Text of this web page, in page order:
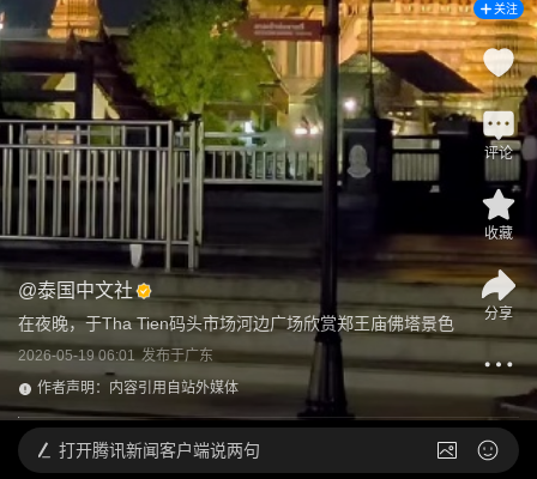
@泰国中文社
在夜晚，于Tha Tien码头市场河边广场欣赏郑王庙佛塔景色
2026-05-19 06:01 发布于广东
作者声明：内容引用自站外媒体
关注
评论
收藏
分享
打开腾讯新闻客户端说两句